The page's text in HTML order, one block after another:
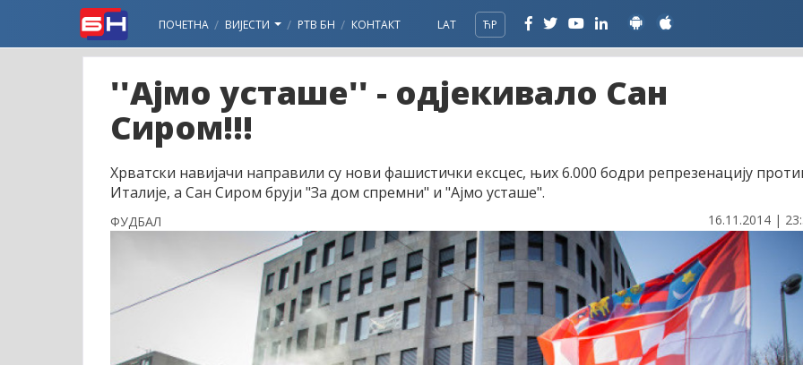
ПОЧЕТНА ВИЈЕСТИ РТВ БН КОНТАКТ LAT ЋР
''Ајмо усташе'' - одјекивало Сан
Сиром!!!
Хрватски навијачи направили су нови фашистички ексцес, њих 6.000 бодри репрезенацију
Италије, а Сан Сиром бруји "За дом спремни" и "Ајмо усташе".
ФУДБАЛ 16.11.2014 |